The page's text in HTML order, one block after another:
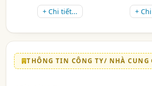
+ Chi tiết... +
THÔNG TIN CÔNG TY/ NHÀ CUNG